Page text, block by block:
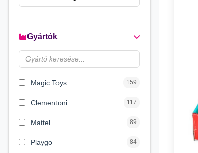
Gyártók
Magic Toys 159
Clementoni 117
Mattel 89
Playgo 84